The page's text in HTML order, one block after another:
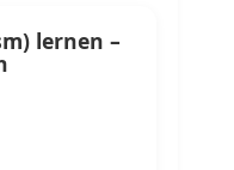
lernen –